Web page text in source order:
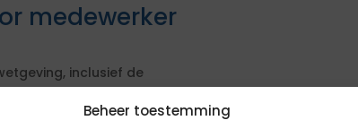
Beheer toestemming
medewerker
inclusief de
in het cv);
vastleggen van